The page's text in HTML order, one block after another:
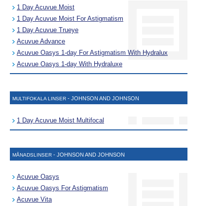
1 Day Acuvue Moist
1 Day Acuvue Moist For Astigmatism
1 Day Acuvue Trueye
Acuvue Advance
Acuvue Oasys 1-day For Astigmatism With Hydralux
Acuvue Oasys 1-day With Hydraluxe
MULTIFOKALA LINSER - JOHNSON AND JOHNSON
1 Day Acuvue Moist Multifocal
MÅNADSLINSER - JOHNSON AND JOHNSON
Acuvue Oasys
Acuvue Oasys For Astigmatism
Acuvue Vita